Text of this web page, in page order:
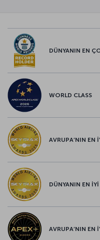
DÜNYANIN EN
WORLD CLASS
AVRUPA’NIN EN
DÜNYANIN EN
AVRUPA’NIN EN